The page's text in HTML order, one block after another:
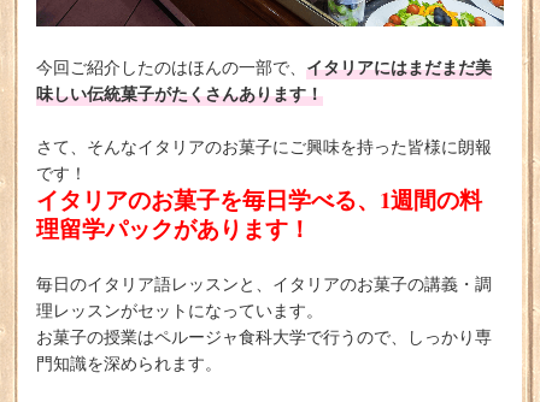
今回ご紹介したのはほんの一部で、 イタリアにはまだまだ美
味しい伝統菓子がたくさんあります！
さて、そんなイタリアのお菓子にご興味を持った皆様に朗報
です！
イタリアのお菓子を毎日学べる、1週間の料
理留学パックがあります！
毎日のイタリア語レッスンと、イタリアのお菓子の講義・調
理レッスンがセットになっています。
お菓子の授業はペルージャ食科大学で行うので、しっかり専
門知識を深められます。